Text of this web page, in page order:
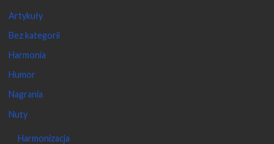
Artykuły
Bez kategorii
Harmonia
Humor
Nagrania
Nuty
Harmonizacja